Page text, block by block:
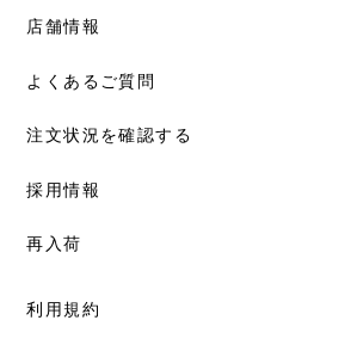
店舗情報
よくあるご質問
注文状況を確認する
採用情報
再入荷
利用規約